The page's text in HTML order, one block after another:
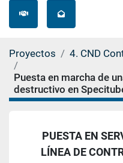
Proyectos
4. CND
Puesta en marcha de
destructivo en
PUESTA EN
LÍNEA DE